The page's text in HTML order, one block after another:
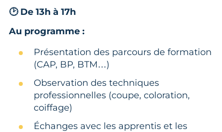
🕑 De 13h à 17h
Au programme :
Présentation des parcours de formation
(CAP, BP, BTM…)
Observation des techniques
professionnelles (coupe, coloration,
coiffage)
Échanges avec les apprentis et les